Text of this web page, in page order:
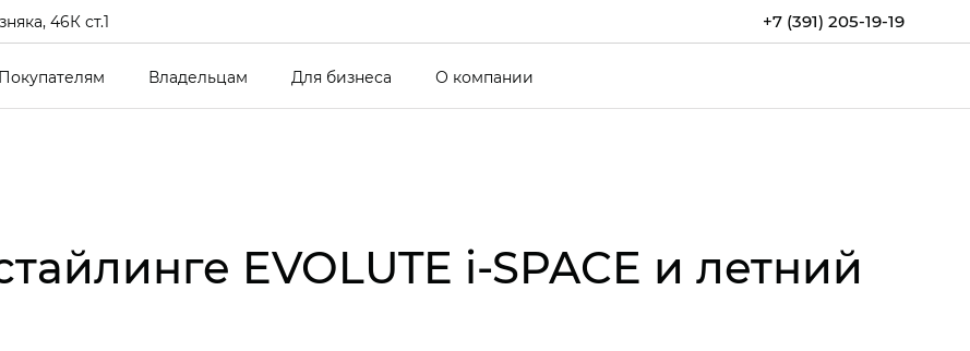
+7 (391) 205-19-19
46К ст.1
Покупателям Владельцам Для бизнеса О компании
EVOLUTE i‑SPACE и летний